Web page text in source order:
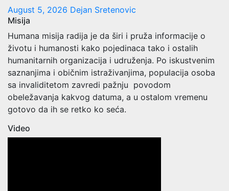
August 5, 2026 Dejan Sretenovic
Misija
Humana misija radija je da širi i pruža informacije o
životu i humanosti kako pojedinaca tako i ostalih
humanitarnih organizacija i udruženja. Po iskustvenim
saznanjima i običnim istraživanjima, populacija osoba
sa invaliditetom zavredi pažnju povodom
obeležavanja kakvog datuma, a u ostalom vremenu
gotovo da ih se retko ko seća.
Video